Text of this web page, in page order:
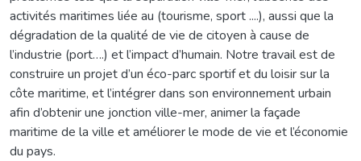
activités maritimes liée au (tourisme, sport ....), aussi que la
dégradation de la qualité de vie de citoyen à cause de
l’industrie (port….) et l’impact d’humain. Notre travail est de
construire un projet d’un éco-parc sportif et du loisir sur la
côte maritime, et l’intégrer dans son environnement urbain
afin d’obtenir une jonction ville-mer, animer la façade
maritime de la ville et améliorer le mode de vie et l’économie
du pays.